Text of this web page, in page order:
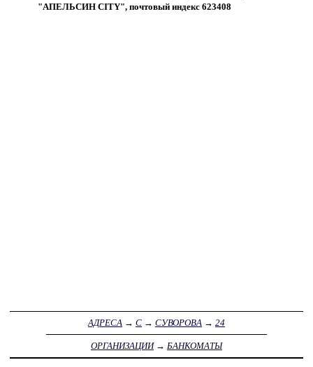
"АПЕЛЬСИН CITY", почтовый индекс 623408
АДРЕСА → С → СУВОРОВА → 24
ОРГАНИЗАЦИИ→ БАНКОМАТЫ